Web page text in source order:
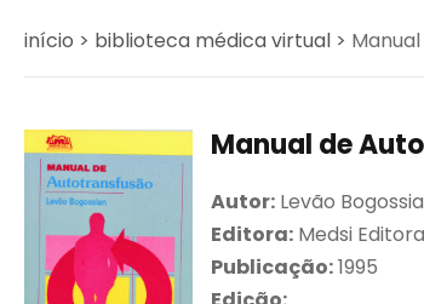
início > biblioteca médica virtual >
Manual de
Autor: Levão
Editora: Medsi
Publicação:1995